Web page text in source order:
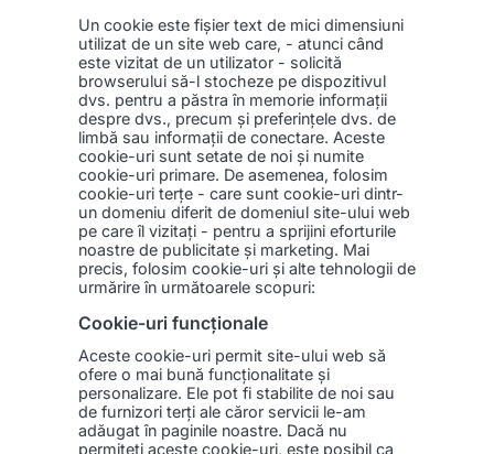
Un cookie este fişier text de mici dimensiuni
utilizat de un site web care, - atunci când
este vizitat de un utilizator - solicită
browserului să-l stocheze pe dispozitivul
dvs. pentru a păstra în memorie informații
despre dvs., precum și preferințele dvs. de
limbă sau informații de conectare. Aceste
cookie-uri sunt setate de noi și numite
cookie-uri primare. De asemenea, folosim
cookie-uri terțe - care sunt cookie-uri dintr-
un domeniu diferit de domeniul site-ului web
pe care îl vizitați - pentru a sprijini eforturile
noastre de publicitate și marketing. Mai
precis, folosim cookie-uri și alte tehnologii de
urmărire în următoarele scopuri:
Cookie-uri funcționale
Aceste cookie-uri permit site-ului web să
ofere o mai bună funcționalitate și
personalizare. Ele pot fi stabilite de noi sau
de furnizori terți ale căror servicii le-am
adăugat în paginile noastre. Dacă nu
permiteți aceste cookie-uri, este posibil ca